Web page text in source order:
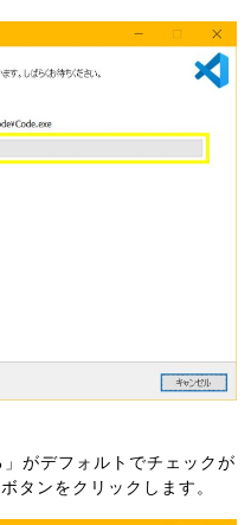
がデフォルトでチェックが
タンをクリックします。